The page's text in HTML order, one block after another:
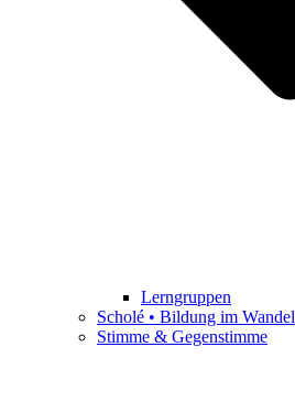
Lerngruppen
Scholé • Bildung im Wandel
Stimme & Gegenstimme